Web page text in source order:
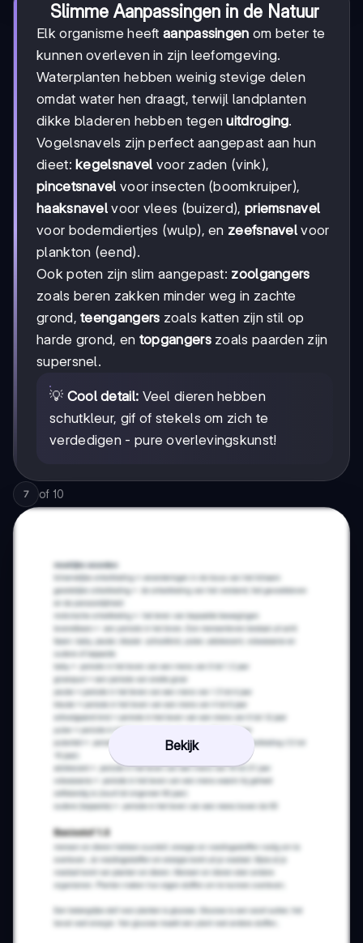
Slimme Aanpassingen in de Natuur
Elk organisme heeft aanpassingen om beter te
kunnen overleven in zijn leefomgeving.
Waterplanten hebben weinig stevige delen
omdat water hen draagt, terwijl landplanten
dikke bladeren hebben tegenuitdroging.
Vogelsnavels zijn perfect aangepast aan hun
dieet: kegelsnavel voor zaden (vink),
pincetsnavel voor insecten (boomkruiper),
haaksnavel voor vlees (buizerd), priemsnavel
voor bodemdiertjes (wulp), en zeefsnavel voor
plankton (eend).
Ook poten zijn slim aangepast: zoolgangers
zoals beren zakken minder weg in zachte
grond,teengangers zoals katten zijn stil op
harde grond, en topgangerszoals paarden zijn
supersnel.
💡 Cool detail: Veel dieren hebben
schutkleur, gif of stekels om zich te
verdedigen - pure overlevingskunst!
7 of 10
Bekijk